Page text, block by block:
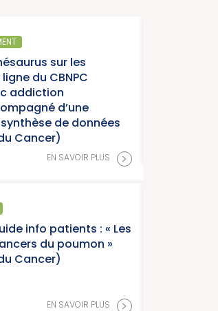
Parution du
France, édition 2026
15/07/2026